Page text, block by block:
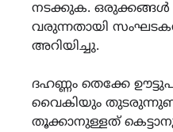
നടക്കുക. ഒരുക്കങ്ങൾ
വരുന്നതായി
അറിയിച്ചു.
ദഹണ്ണം തെക്കേ
വൈകിയും
തൂക്കാനുള്ളത്